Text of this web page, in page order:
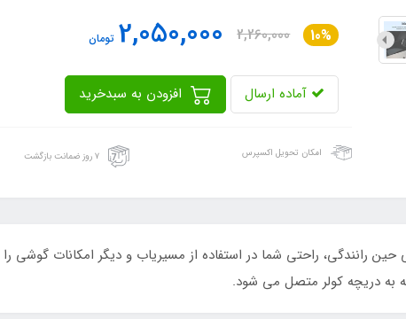
10%
2,260,000
2,050,000 تومان
آماده ارسال
امکان تحویل اکسپرس ۷ روز ضمانت بازگشت
دریچه کولر متصل می شود.